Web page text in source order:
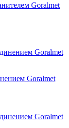
Goralmet
Goralmet